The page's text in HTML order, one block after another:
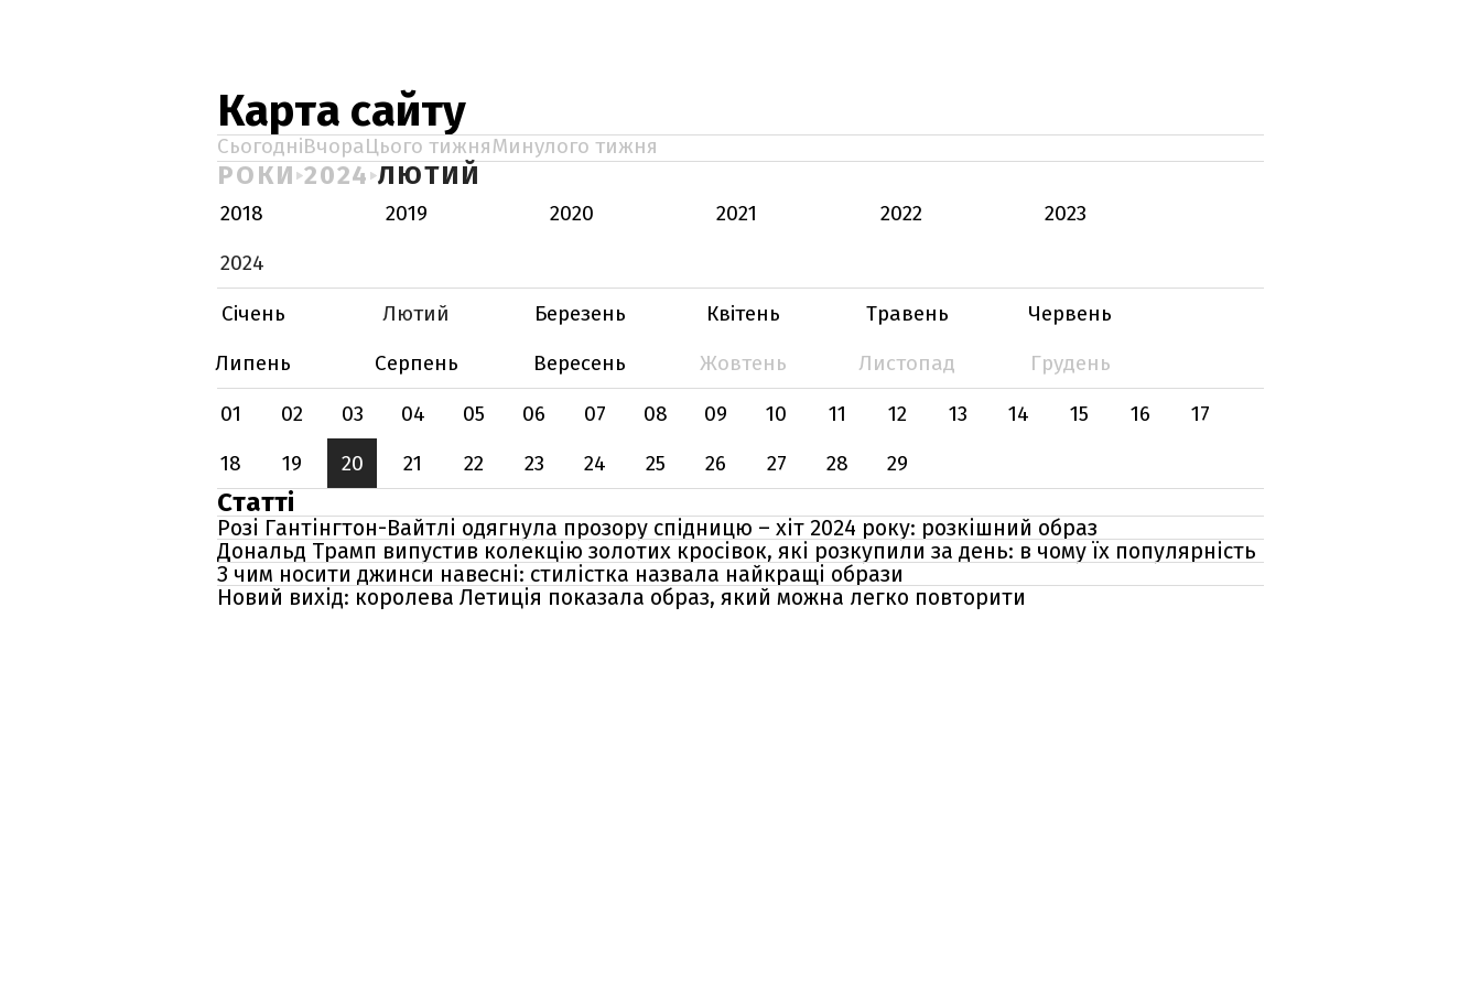
Карта сайту
СьогодніВчораЦього тижняМинулого тижня
РОКИ 2024 ЛЮТИЙ
2018 2019 2020 2021 2022
2023
2024
Січень
Лютий Березень Квітень Травень
Червень
Липень
Серпень Вересень Жовтень Листопад
Грудень
01
02 03 04 05 06 07 08 09 10 11 12 13 14 15 16
17
18
19 20 21 22 23 24 25 26 27 28 29
Статті
Розі Гантінгтон-Вайтлі одягнула прозору спідницю – хіт 2024 року: розкішний образ
Дональд Трамп випустив колекцію золотих кросівок, які розкупили за день: в чому їх популярність
З чим носити джинси навесні: стилістка назвала найкращі образи
Новий вихід: королева Летиція показала образ, який можна легко повторити